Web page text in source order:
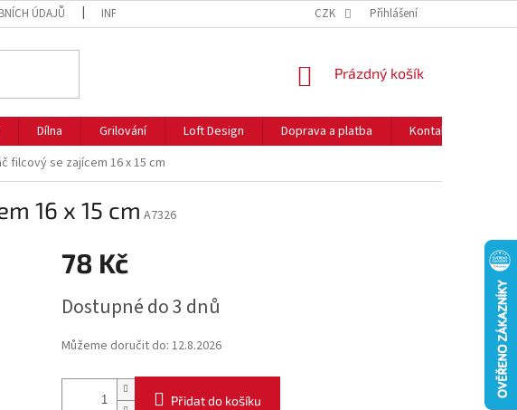
ÚDAJŮ INFORMACE O COOKIES NEJČASTĚJŠÍ OTÁZKY
CZK Přihlášení
NÁKUPNÍ
Prázdný košík
Dílna Grilování Loft Design Doprava a platba Kontakty
filcový se zajícem 16 x 15 cm
16 x 15 cm A7326
78 Kč
cena:
Dostupné do 3 dnů
Můžeme doručit do: 12.8.2026
Přidat do košíku